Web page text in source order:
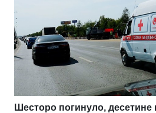
Шесторо погинуло, десетине